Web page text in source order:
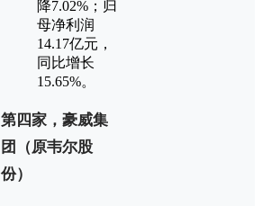
降7.02%；归
母净利润
14.17亿元，
同比增长
15.65%‌。
第四家，豪威集
团（原韦尔股
份）